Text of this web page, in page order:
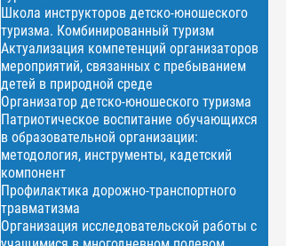
Школа инструкторов детско-юношеского
туризма. Комбинированный туризм
Актуализация компетенций организаторов
мероприятий, связанных с пребыванием
детей в природной среде
Организатор детско-юношеского туризма
Патриотическое воспитание обучающихся
в образовательной организации:
методология, инструменты, кадетский
компонент
Профилактика дорожно-транспортного
травматизма
Организация исследовательской работы с